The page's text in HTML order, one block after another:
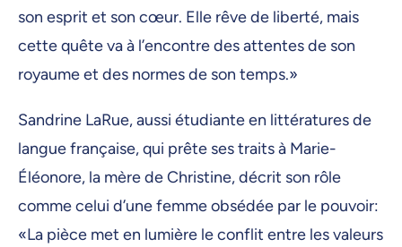
son esprit et son cœur. Elle rêve de liberté, mais
cette quête va à l’encontre des attentes de son
royaume et des normes de son temps.»
Sandrine LaRue, aussi étudiante en littératures de
langue française, qui prête ses traits à Marie-
Éléonore, la mère de Christine, décrit son rôle
comme celui d’une femme obsédée par le pouvoir:
«La pièce met en lumière le conflit entre les valeurs